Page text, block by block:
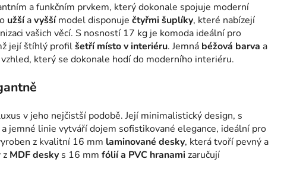
a funkčním prvkem, který dokonale spojuje moderní
užšíavyššímodel disponuje čtyřmi šuplíky, které nabízejí
vašich věcí. S nosností 17 kg je komoda ideální pro
její štíhlý profilšetří místo v interiéru. Jemná béžová barva a
který se dokonale hodí do moderního interiéru.
v jeho nejčistší podobě. Její minimalistický design, s
jemné linie vytváří dojem sofistikované elegance, ideální pro
z kvalitní 16 mm laminované desky, která tvoří pevný a
z MDF desky s 16 mm fólií a PVC hranamizaručují